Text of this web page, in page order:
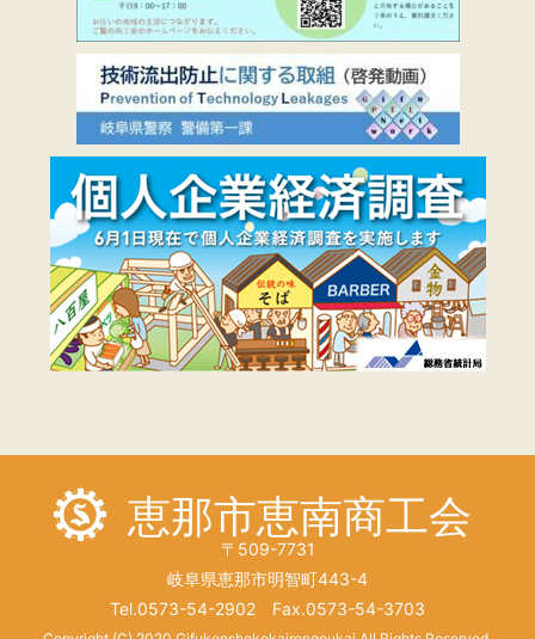
恵那市恵南商工会
〒509-7731
岐阜県恵那市明智町443-4
Tel.0573-54-2902 Fax.0573-54-3703